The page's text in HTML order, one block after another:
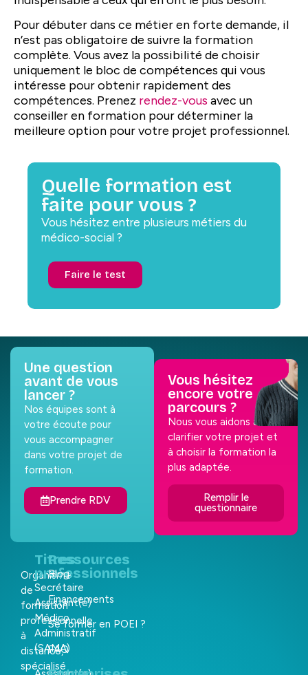
Pour débuter dans ce métier en forte demande, il
n’est pas obligatoire de suivre la formation
complète. Vous avez la possibilité de choisir
uniquement le bloc de compétences qui vous
intéresse pour obtenir rapidement des
compétences. Prenez rendez-vous avec un
conseiller en formation pour déterminer la
meilleure option pour votre projet professionnel.
Quelle formation est
faite pour vous ?
Vous hésitez entre plusieurs métiers du
médico-social ?
Faire le test
Une question
avant de vous
lancer ?
Nos équipes sont à
votre écoute pour
vous accompagner
dans votre projet de
formation.
Prendre RDV
Vous hésitez
encore votre
parcours ?
Nous vous aidons à
clarifier votre projet et
à choisir la formation la
plus adaptée.
Remplir le
questionnaire
Organisme
de
formation
professionnelle
à
distance,
spécialisé
Titres
professionnels
Secrétaire
Assistant(e)
Médico
Administratif
(SAMA)
Ressources
Blog
Financements
Se former en POEI ?
FAQ